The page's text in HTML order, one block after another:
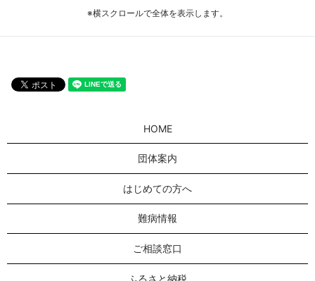
※横スクロールで全体を表示します。
HOME
団体案内
はじめての方へ
難病情報
ご相談窓口
ふるさと納税